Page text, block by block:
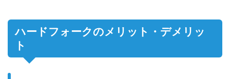
ハードフォークのメリット・デメリッ
ト